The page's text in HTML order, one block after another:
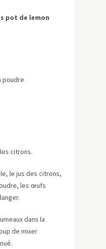
pot de lemon
poudre
citrons.
le jus des citrons,
les œufs
dans la
de mixer